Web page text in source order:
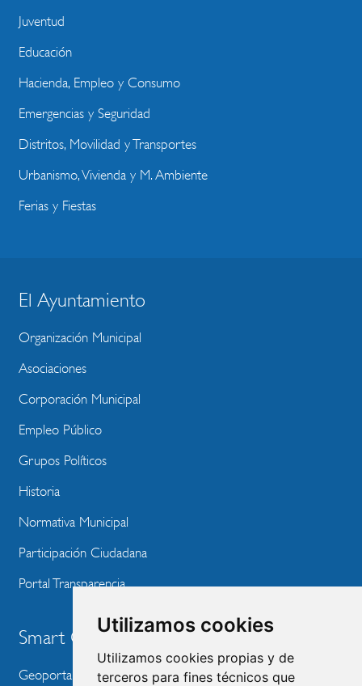
Utilizamos cookies
Utilizamos cookies propias y de
terceros para fines técnicos que
Juventud
Educación
Hacienda, Empleo y Consumo
Emergencias y Seguridad
Distritos, Movilidad y Transportes
Urbanismo, Vivienda y M. Ambiente
Ferias y Fiestas
BLOQUE
MENU
WEBSITE
El Ayuntamiento
Organización Municipal
Asociaciones
Corporación Municipal
Empleo Público
Grupos Políticos
Historia
Normativa Municipal
Participación Ciudadana
Portal Transparencia
Smart City
Geoportal